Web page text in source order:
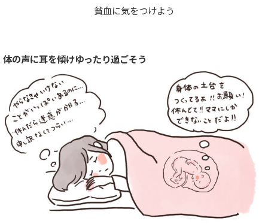
貧血に気をつけよう
体の声に耳を傾けゆったり過ごそう